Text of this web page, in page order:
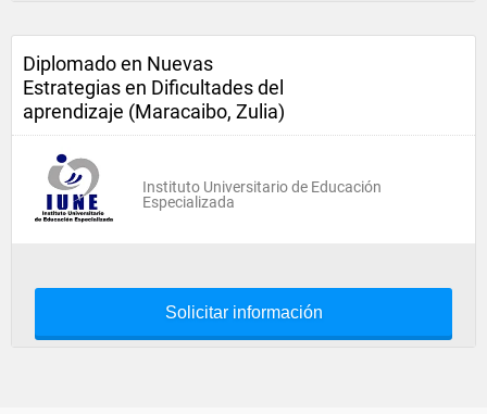
Diplomado en Nuevas
Estrategias en Dificultades del
aprendizaje (Maracaibo, Zulia)
Instituto Universitario de Educación
Especializada
Solicitar información